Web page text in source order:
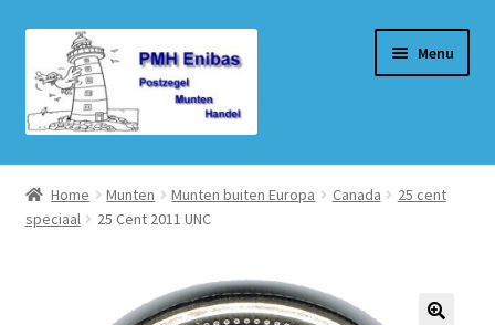
door
naar
navigatie
naar
de
inhoud
Menu
Home
Beurzen
Home Munten Munten buiten Europa Canada
25 cent
speciaal
25 Cent 2011 UNC